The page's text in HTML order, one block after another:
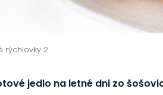
rýchlovky 2
jedlo na letné dni zo